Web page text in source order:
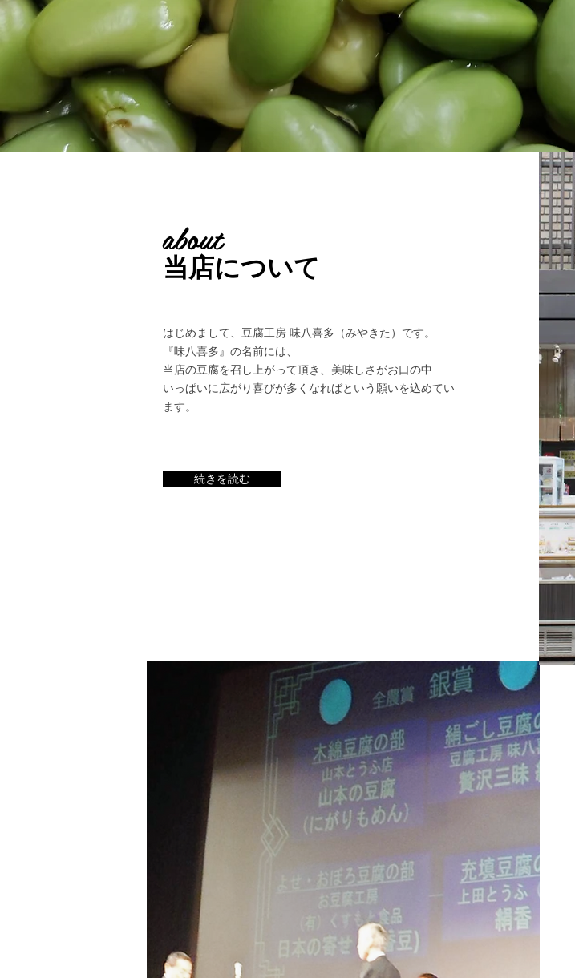
about
当店について
はじめまして、豆腐工房 味八喜多（みやきた）です。
『味八喜多』の名前には、
当店の豆腐を召し上がって頂き、美味しさがお口の中
いっぱいに広がり喜びが多くなればという願いを込めてい
ます。
続きを読む